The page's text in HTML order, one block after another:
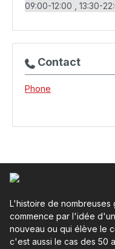
09:00-12:00
13:30-
Contact
Phone
L'histoire de nombreuses
commence par l'idée
nouveau ou qui élève le
c'est aussi le cas des 50